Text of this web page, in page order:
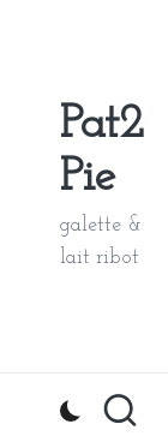
contentPat2
Pie
galette &
lait ribot